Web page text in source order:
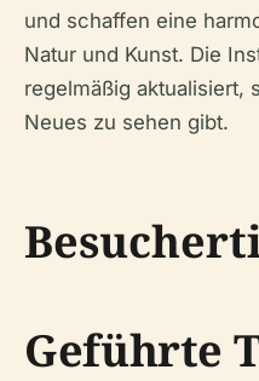
und schaffen eine
Natur und Kunst. Die
regelmäßig aktualisiert,
Neues zu sehen gibt.
Geführte